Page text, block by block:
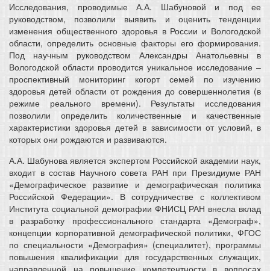
Исследования, проводимые А.А. Шабуновой и под ее
руководством, позволили выявить и оценить тенденции
изменения общественного здоровья в России и Вологодской
области, определить основные факторы его формирования.
Под научным руководством Александры Анатольевны в
Вологодской области проводится уникальное исследование –
проспективный мониторинг когорт семей по изучению
здоровья детей области от рождения до совершеннолетия (в
режиме реального времени). Результаты исследования
позволили определить количественные и качественные
характеристики здоровья детей в зависимости от условий, в
которых они рождаются и развиваются.
А.А. Шабунова является экспертом Российской академии наук,
входит в состав Научного совета РАН при Президиуме РАН
«Демографическое развитие и демографическая политика
Российской Федерации». В сотрудничестве с коллективом
Института социальной демографии ФНИСЦ РАН внесла вклад
в разработку профессионального стандарта «Демограф»,
концепции корпоративной демографической политики, ФГОС
по специальности «Демография» (специалитет), программы
повышения квалификации для государственных служащих,